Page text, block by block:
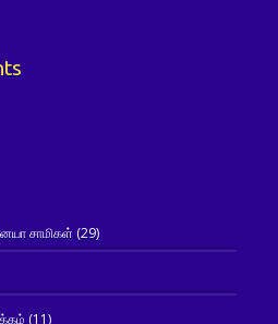
சாமிகள் (29)
(11)